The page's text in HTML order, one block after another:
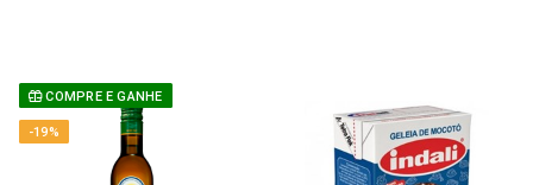
COMPRE E GANHE
-19%